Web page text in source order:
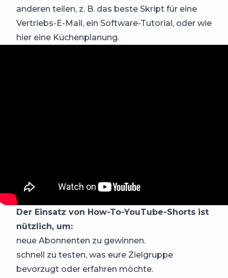
anderen teilen, z. B. das beste Skript für eine
Vertriebs-E-Mail, ein Software-Tutorial, oder wie
hier eine Küchenplanung.
Der Einsatz von How-To-YouTube-Shorts ist
nützlich, um:
neue Abonnenten zu gewinnen.
schnell zu testen, was eure Zielgruppe
bevorzugt oder erfahren möchte.